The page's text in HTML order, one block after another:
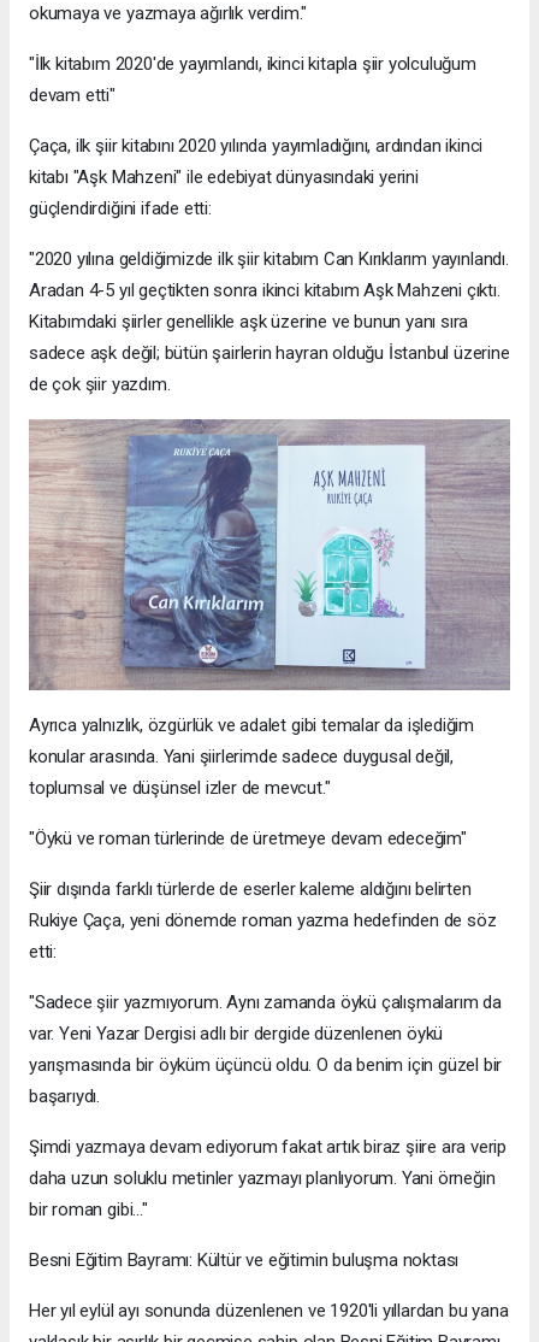
okumaya ve yazmaya ağırlık verdim."
"İlk kitabım 2020'de yayımlandı, ikinci kitapla şiir yolculuğum
devam etti"
Çaça, ilk şiir kitabını 2020 yılında yayımladığını, ardından ikinci
kitabı "Aşk Mahzeni" ile edebiyat dünyasındaki yerini
güçlendirdiğini ifade etti:
"2020 yılına geldiğimizde ilk şiir kitabım Can Kırıklarım yayınlandı.
Aradan 4-5 yıl geçtikten sonra ikinci kitabım Aşk Mahzeni çıktı.
Kitabımdaki şiirler genellikle aşk üzerine ve bunun yanı sıra
sadece aşk değil; bütün şairlerin hayran olduğu İstanbul üzerine
de çok şiir yazdım.
Ayrıca yalnızlık, özgürlük ve adalet gibi temalar da işlediğim
konular arasında. Yani şiirlerimde sadece duygusal değil,
toplumsal ve düşünsel izler de mevcut."
"Öykü ve roman türlerinde de üretmeye devam edeceğim"
Şiir dışında farklı türlerde de eserler kaleme aldığını belirten
Rukiye Çaça, yeni dönemde roman yazma hedefinden de söz
etti:
"Sadece şiir yazmıyorum. Aynı zamanda öykü çalışmalarım da
var. Yeni Yazar Dergisi adlı bir dergide düzenlenen öykü
yarışmasında bir öyküm üçüncü oldu. O da benim için güzel bir
başarıydı.
Şimdi yazmaya devam ediyorum fakat artık biraz şiire ara verip
daha uzun soluklu metinler yazmayı planlıyorum. Yani örneğin
bir roman gibi..."
Besni Eğitim Bayramı: Kültür ve eğitimin buluşma noktası
Her yıl eylül ayı sonunda düzenlenen ve 1920'li yıllardan bu yana